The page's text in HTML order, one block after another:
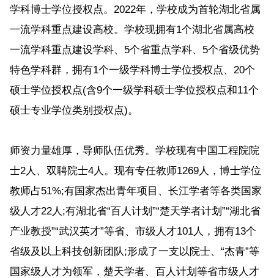
学科博士学位授权点。2022年，学校成为首轮湖北省属
一流学科重点建设高校。学校现拥有1个湖北省属高校
一流学科重点建设学科、5个省重点学科、5个省级优势
特色学科群，拥有1个一级学科博士学位授权点、20个
硕士学位授权点(含9个一级学科硕士学位授权点和11个
硕士专业学位类别授权点)。
师资力量雄厚，导师队伍优秀。学校现有中国工程院院
士2人、双聘院士4人。现有专任教师1269人，博士学位
教师占51%;有国家杰出青年项目、长江学者等各类国家
级人才22人;有湖北省“百人计划”“楚天学者计划”“湖北省
产业教授”“武汉英才”等省、市级人才101人，拥有13个
省级及以上科技创新团队;形成了一支以院士、“杰青”等
国家级人才为领军，楚天学者、百人计划等省市级人才